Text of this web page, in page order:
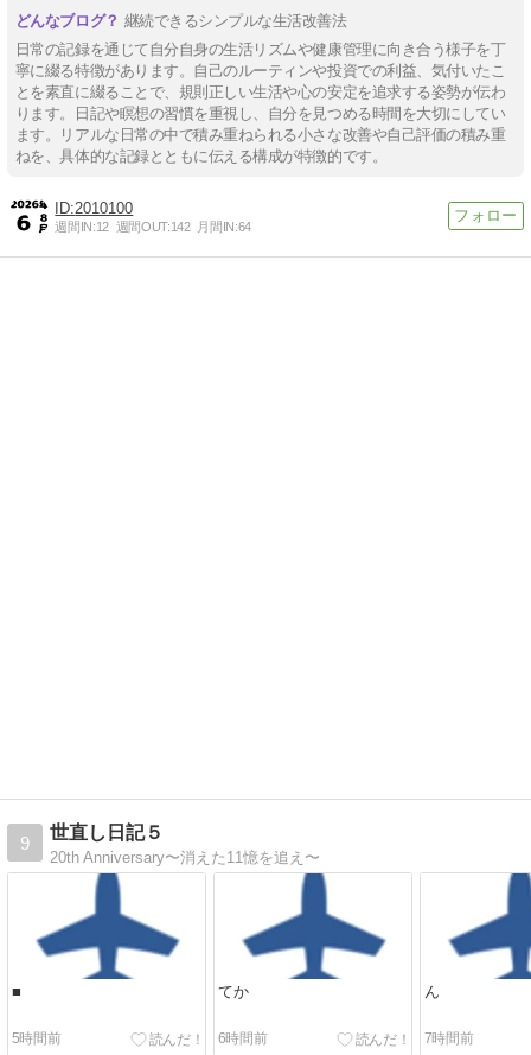
継続できるシンプルな生活改善法
日常の記録を通じて自分自身の生活リズムや健康管理に向き合う様子を丁
寧に綴る特徴があります。自己のルーティンや投資での利益、気付いたこ
とを素直に綴ることで、規則正しい生活や心の安定を追求する姿勢が伝わ
ります。日記や瞑想の習慣を重視し、自分を見つめる時間を大切にしてい
ます。リアルな日常の中で積み重ねられる小さな改善や自己評価の積み重
ねを、具体的な記録とともに伝える構成が特徴的です。
2010100
週間IN:12 週間OUT:142 月間IN:64
9
世直し日記５
20th Anniversary〜消えた11憶を追え〜
■
5時間前
てか
6時間前
ん
7時間前